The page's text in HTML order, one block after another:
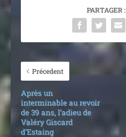
PARTAGER :
Précedent
Après un
interminable au revoir
de 39 ans, l’adieu de
Valéry Giscard
d’Estaing